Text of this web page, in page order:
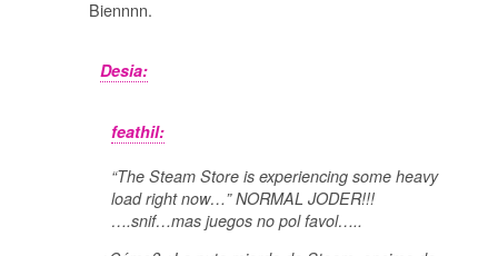
Biennnn.
Desia:
feathil:
“The Steam Store is experiencing some heavy
load right now…” NORMAL JODER!!!
….snif…mas juegos no pol favol…..